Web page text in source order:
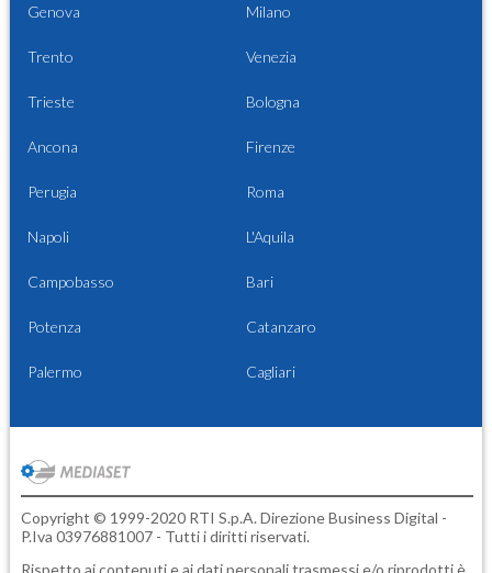
Genova Milano
Trento Venezia
Trieste Bologna
Ancona Firenze
Perugia Roma
Napoli L'Aquila
Campobasso Bari
Potenza Catanzaro
Palermo Cagliari
Copyright © 1999-2020 RTI S.p.A. Direzione Business Digital -
P.Iva 03976881007 - Tutti i diritti riservati.
Rispetto ai contenuti e ai dati personali trasmessi e/o riprodotti è